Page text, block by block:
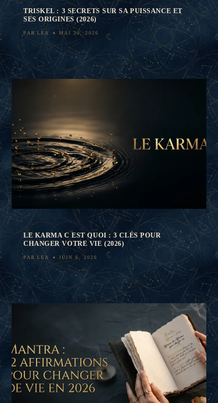
TRISKEL : 3 SECRETS SUR SA PUISSANCE ET
SES ORIGINES (2026)
PAR LEA MAI 20, 2026
LE KARMA C EST QUOI : 3 CLÉS POUR
CHANGER VOTRE VIE (2026)
PAR LEA JUIN 6, 2026